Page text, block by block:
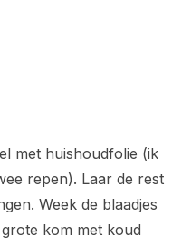
met huishoudfolie (ik
repen). Laar de rest
Week de blaadjes
kom met koud